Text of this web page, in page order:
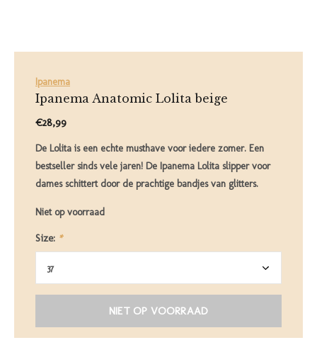
Ipanema
Ipanema Anatomic Lolita beige
€28,99
De Lolita is een echte musthave voor iedere zomer. Een
bestseller sinds vele jaren! De Ipanema Lolita slipper voor
dames schittert door de prachtige bandjes van glitters.
Niet op voorraad
Size: *
NIET OP VOORRAAD